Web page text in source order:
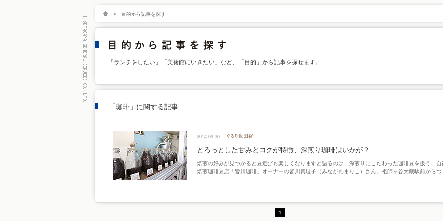
> 目的から記事を探す
「ランチをしたい」「美術館にいきたい」など、「目的」から記事を探せます。
「珈琲」に関する記事
2014.09.30
とろっとした甘みとコクが特徴、深煎り珈琲はいかが？
焙煎の好みが見つかると豆選びも楽しくなりますと語るのは、深煎りにこだわった珈琲豆を扱う、自
焙煎珈琲豆店「皆川珈琲」オーナーの皆川真理子（みながわまりこ）さん。祖師ヶ谷大蔵駅前からつ
1